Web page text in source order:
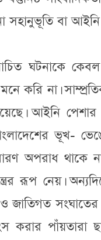
সহানুভূতি বা
ঘটনাকে কেবল
না।
আইনি
ভূখ-
অপরাধ থাকে না
রূপ নেয়।
জাতিগত
করার